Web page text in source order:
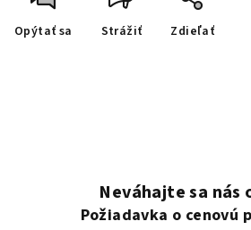
Opýtať sa Strážiť Zdieľať
Neváhajte sa nás
Požiadavka o cenovú